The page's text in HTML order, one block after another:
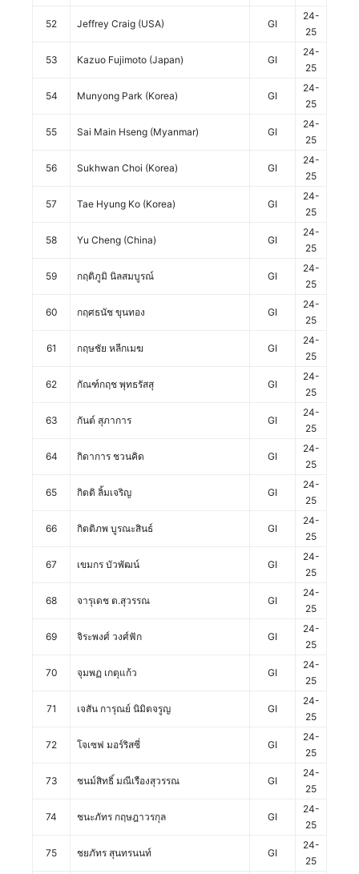
52 Jeffrey Craig (USA) GI
24-
25
53 Kazuo Fujimoto (Japan) GI
24-
25
54 Munyong Park (Korea) GI
24-
25
55 Sai Main Hseng (Myanmar) GI
24-
25
56 Sukhwan Choi (Korea) GI
24-
25
57 Tae Hyung Ko (Korea) GI
24-
25
58 Yu Cheng (China) GI
24-
25
59 กฤติภูมิ นิลสมบูรณ์ GI
24-
25
60 กฤศธนัช ขุนทอง GI
24-
25
61 กฤษชัย หลีกเมฆ GI
24-
25
62 กัณฑ์กฤช พุทธรัสสุ GI
24-
25
63 กันต์ สุภาการ GI
24-
25
64 กิดาการ ชวนคิด GI
24-
25
65 กิตติ ลิ้มเจริญ GI
24-
25
66 กิตติภพ บูรณะสินธ์ GI
24-
25
67 เขมกร บัวพัฒน์ GI
24-
25
68 จารุเดช ต.สุวรรณ GI
24-
25
69 จิระพงศ์ วงศ์ฟัก GI
24-
25
70 จุมพฏ เกตุแก้ว GI
24-
25
71 เจสัน การุณย์ นิมิตจรูญ GI
24-
25
72 โจเซฟ มอร์ริสซี่ GI
24-
25
73 ชนม์สิทธิ์ มณีเรืองสุวรรณ GI
24-
25
74 ชนะภัทร กฤษฎาวรกุล GI
24-
25
75 ชยภัทร สุนทรนนท์ GI
24-
25